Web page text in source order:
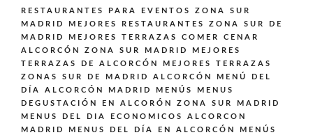
RESTAURANTES PARA EVENTOS ZONA SUR
MADRID
MEJORES RESTAURANTES ZONA SUR DE
MADRID
MEJORES TERRAZAS COMER CENAR
ALCORCÓN ZONA SUR MADRID
MEJORES
TERRAZAS DE ALCORCÓN
MEJORES TERRAZAS
ZONAS SUR DE MADRID ALCORCÓN
MENÚ DEL
DÍA ALCORCÓN MADRID
MENÚS
MENUS
DEGUSTACIÓN EN ALCORÓN ZONA SUR MADRID
MENUS DEL DIA ECONOMICOS ALCORCON
MADRID
MENUS DEL DÍA EN ALCORCÓN
MENÚS